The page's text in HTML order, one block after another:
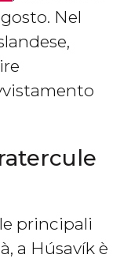
Nel
principali
a Húsavík è